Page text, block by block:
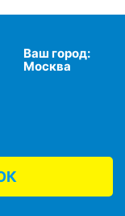
Ваш город:
Москва